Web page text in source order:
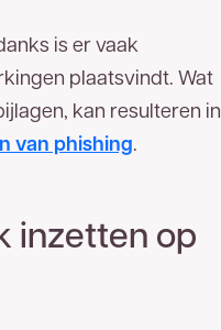
is er vaak
plaatsvindt. Wat
kan resulteren in
van phishing.
inzetten op